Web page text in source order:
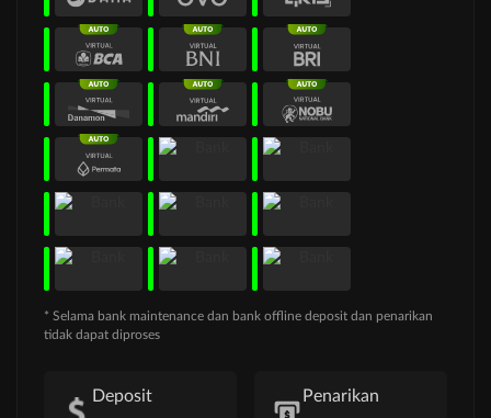
* Selama bank maintenance dan bank offline deposit dan penarikan
tidak dapat diproses
Deposit Penarikan